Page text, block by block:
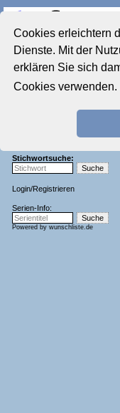
Cookies erleichtern
Dienste. Mit der
erklären Sie sich
Cookies verwenden.
Startseite
Aktuelles Forum
Film-Forum
Zeichentrick-Forum
Stichwortsuche:
Login/Registrieren
Serien-Info:
Powered by wunschliste.de